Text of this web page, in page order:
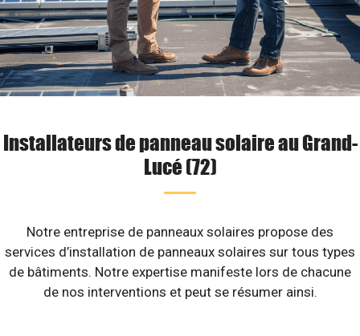
Installateurs de panneau solaire au Grand-
Lucé (72)
Notre entreprise de panneaux solaires propose des
services d’installation de panneaux solaires sur tous types
de bâtiments. Notre expertise manifeste lors de chacune
de nos interventions et peut se résumer ainsi.